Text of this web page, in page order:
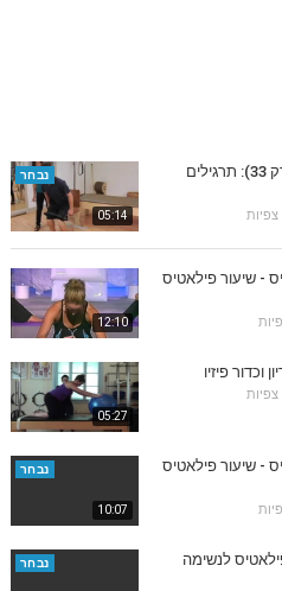
05:14
נבחר
פילאטיס לספורטאים (פרק 33): תרגילים
12:10
- שיעור פילאטיס
05:27
פיזיו
10:07
נבחר
- שיעור פילאטיס
נבחר
לנשימה